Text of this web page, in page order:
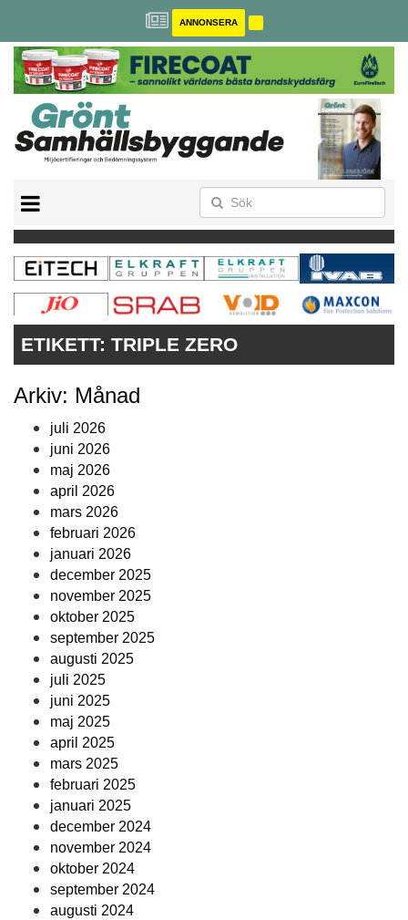
ANNONSERA
MILJÖBYGGNAD
NOLLCO2
CITYLAB
GREENBUILDING
ANNONSERA
ETIKETT: TRIPLE ZERO
Arkiv: Månad
juli 2026
juni 2026
maj 2026
april 2026
mars 2026
februari 2026
januari 2026
december 2025
november 2025
oktober 2025
september 2025
augusti 2025
juli 2025
juni 2025
maj 2025
april 2025
mars 2025
februari 2025
januari 2025
december 2024
november 2024
oktober 2024
september 2024
augusti 2024